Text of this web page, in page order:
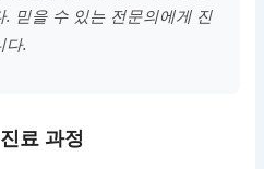
믿을 수 있는 전문의에게 진
다.
료 과정